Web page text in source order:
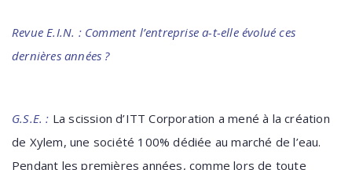
Revue E.I.N. : Comment l’entreprise a-t-elle évolué ces
dernières années ?
G.S.E. : La scission d’ITT Corporation a mené à la création
de Xylem, une société 100% dédiée au marché de l’eau.
Pendant les premières années, comme lors de toute